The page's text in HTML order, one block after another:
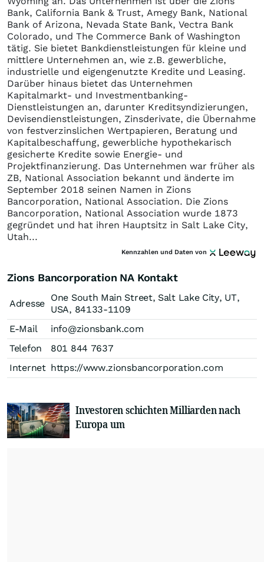
Bank, California Bank & Trust, Amegy Bank, National
Bank of Arizona, Nevada State Bank, Vectra Bank
Colorado, und The Commerce Bank of Washington
tätig. Sie bietet Bankdienstleistungen für kleine und
mittlere Unternehmen an, wie z.B. gewerbliche,
industrielle und eigengenutzte Kredite und Leasing.
Darüber hinaus bietet das Unternehmen
Kapitalmarkt- und Investmentbanking-
Dienstleistungen an, darunter Kreditsyndizierungen,
Devisendienstleistungen, Zinsderivate, die Übernahme
von festverzinslichen Wertpapieren, Beratung und
Kapitalbeschaffung, gewerbliche hypothekarisch
gesicherte Kredite sowie Energie- und
Projektfinanzierung. Das Unternehmen war früher als
ZB, National Association bekannt und änderte im
September 2018 seinen Namen in Zions
Bancorporation, National Association. Die Zions
Bancorporation, National Association wurde 1873
gegründet und hat ihren Hauptsitz in Salt Lake City,
Utah...
Kennzahlen und Daten von
Zions Bancorporation NA Kontakt
Adresse
One South Main Street, Salt Lake City, UT,
USA, 84133-1109
E-Mail
info@zionsbank.com
Telefon
801 844 7637
Internet https://www.zionsbancorporation.com
Investoren schichten Milliarden nach
Europa um